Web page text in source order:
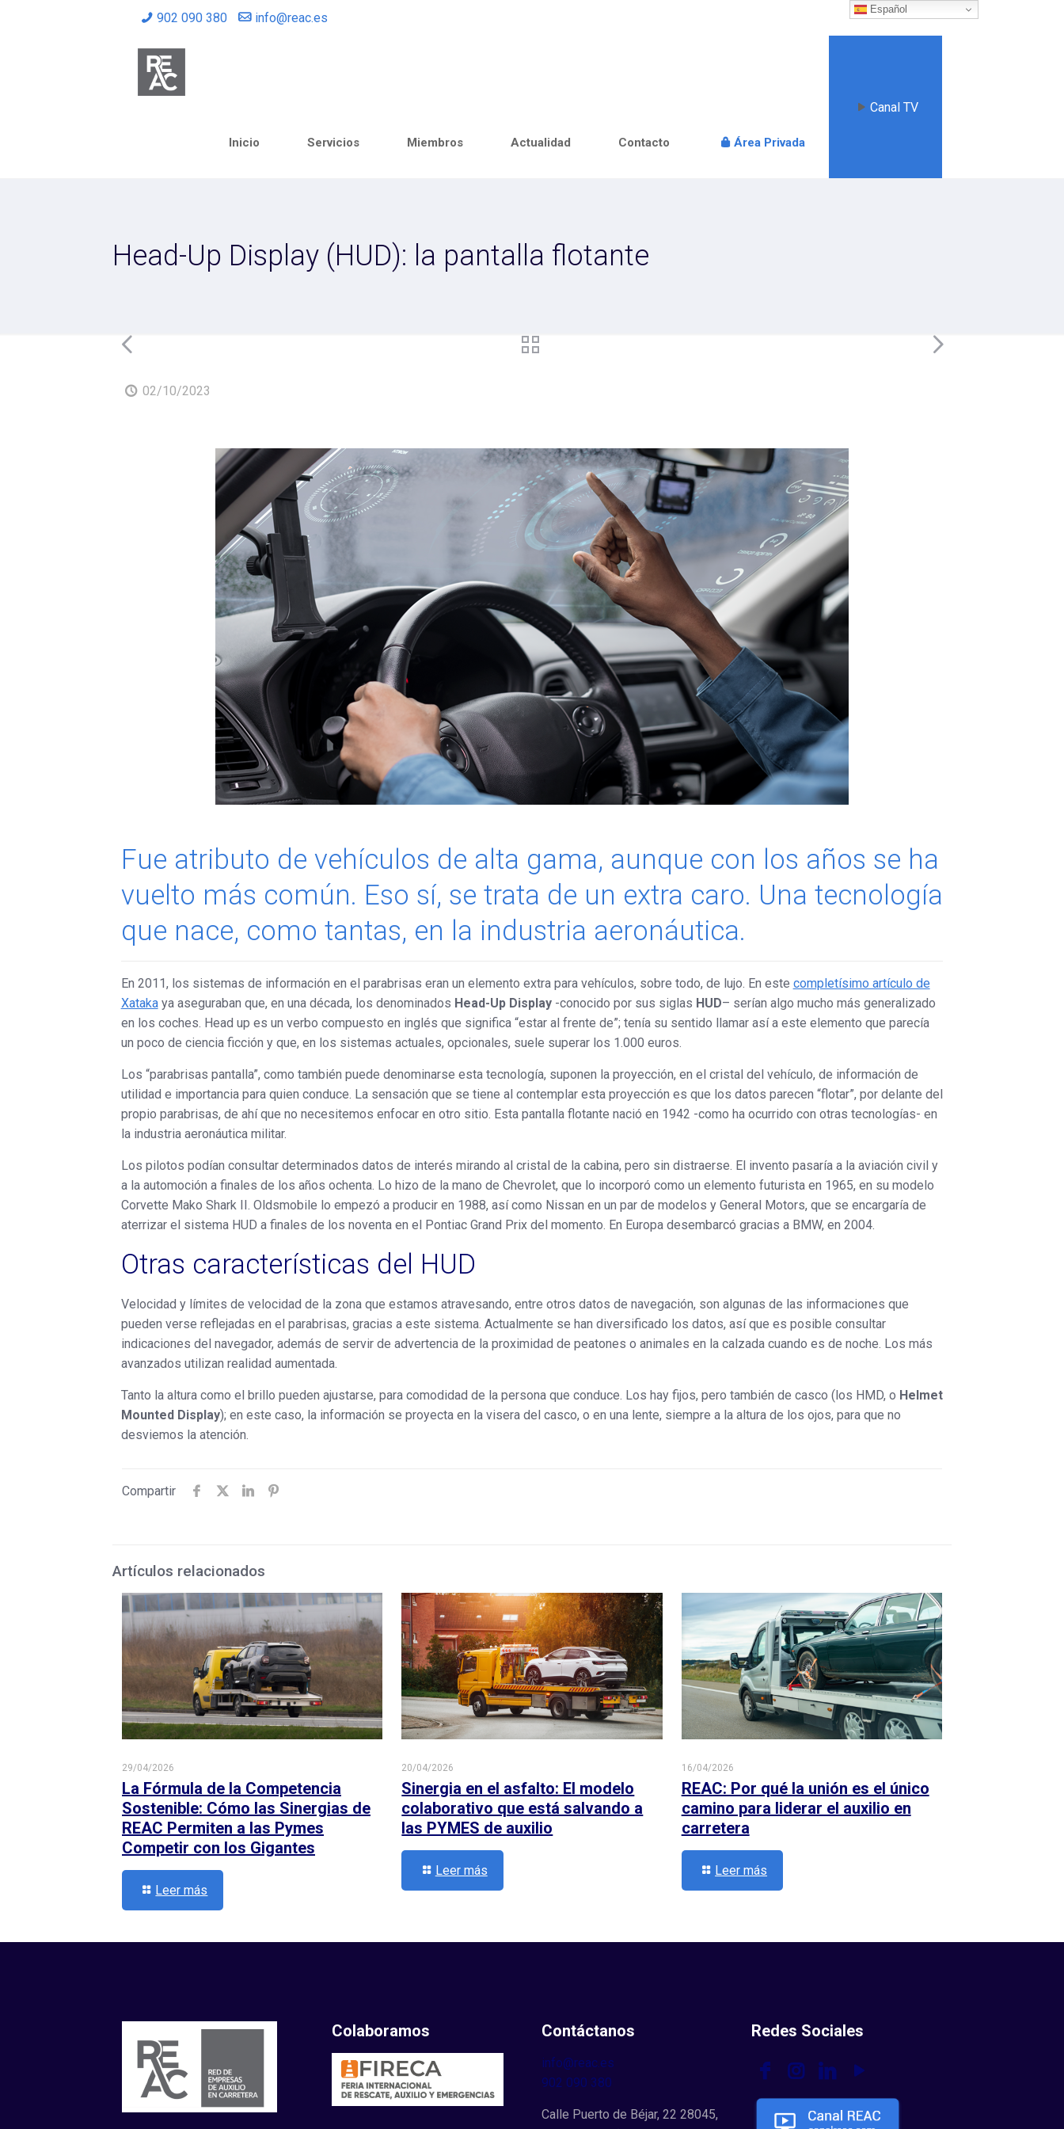
902 090 380 info@reac.es
Inicio Servicios Miembros Actualidad Contacto Área Privada
Canal TV
Head-Up Display (HUD): la pantalla flotante
02/10/2023
Fue atributo de vehículos de alta gama, aunque con los años se ha
vuelto más común. Eso sí, se trata de un extra caro. Una tecnología
que nace, como tantas, en la industria aeronáutica.
En 2011, los sistemas de información en el parabrisas eran un elemento extra para vehículos, sobre todo, de lujo. En este completísimo artículo de
Xatakaya aseguraban que, en una década, los denominados Head-Up Display-conocido por sus siglas HUD– serían algo mucho más generalizado
en los coches. Head up es un verbo compuesto en inglés que significa “estar al frente de”; tenía su sentido llamar así a este elemento que parecía
un poco de ciencia ficción y que, en los sistemas actuales, opcionales, suele superar los 1.000 euros.
Los “parabrisas pantalla”, como también puede denominarse esta tecnología, suponen la proyección, en el cristal del vehículo, de información de
utilidad e importancia para quien conduce. La sensación que se tiene al contemplar esta proyección es que los datos parecen “flotar”, por delante del
propio parabrisas, de ahí que no necesitemos enfocar en otro sitio. Esta pantalla flotante nació en 1942 -como ha ocurrido con otras tecnologías- en
la industria aeronáutica militar.
Los pilotos podían consultar determinados datos de interés mirando al cristal de la cabina, pero sin distraerse. El invento pasaría a la aviación civil y
a la automoción a finales de los años ochenta. Lo hizo de la mano de Chevrolet, que lo incorporó como un elemento futurista en 1965, en su modelo
Corvette Mako Shark II. Oldsmobile lo empezó a producir en 1988, así como Nissan en un par de modelos y General Motors, que se encargaría de
aterrizar el sistema HUD a finales de los noventa en el Pontiac Grand Prix del momento. En Europa desembarcó gracias a BMW, en 2004.
Otras características del HUD
Velocidad y límites de velocidad de la zona que estamos atravesando, entre otros datos de navegación, son algunas de las informaciones que
pueden verse reflejadas en el parabrisas, gracias a este sistema. Actualmente se han diversificado los datos, así que es posible consultar
indicaciones del navegador, además de servir de advertencia de la proximidad de peatones o animales en la calzada cuando es de noche. Los más
avanzados utilizan realidad aumentada.
Tanto la altura como el brillo pueden ajustarse, para comodidad de la persona que conduce. Los hay fijos, pero también de casco (los HMD, o Helmet
Mounted Display); en este caso, la información se proyecta en la visera del casco, o en una lente, siempre a la altura de los ojos, para que no
desviemos la atención.
Compartir
Artículos relacionados
29/04/2026
La Fórmula de la Competencia
Sostenible: Cómo las Sinergias de
REAC Permiten a las Pymes
Competir con los Gigantes
Leer más
20/04/2026
Sinergia en el asfalto: El modelo
colaborativo que está salvando a
las PYMES de auxilio
Leer más
16/04/2026
REAC: Por qué la unión es el único
camino para liderar el auxilio en
carretera
Leer más
Colaboramos Contáctanos
info@reac.es
902 090 380
Calle Puerto de Béjar, 22 28045,
Redes Sociales
Español